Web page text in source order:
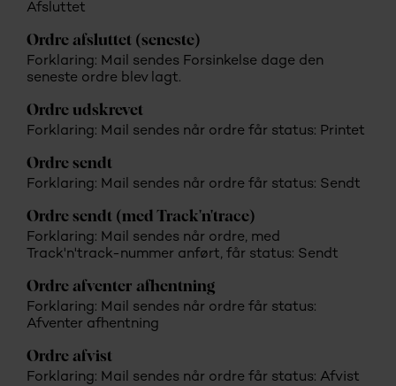
Afsluttet
Ordre afsluttet (seneste)
Forklaring: Mail sendes Forsinkelse dage den
seneste ordre blev lagt.
Ordre udskrevet
Forklaring: Mail sendes når ordre får status: Printet
Ordre sendt
Forklaring: Mail sendes når ordre får status: Sendt
Ordre sendt (med Track'n'trace)
Forklaring: Mail sendes når ordre, med
Track'n'track-nummer anført, får status: Sendt
Ordre afventer afhentning
Forklaring: Mail sendes når ordre får status:
Afventer afhentning
Ordre afvist
Forklaring: Mail sendes når ordre får status: Afvist